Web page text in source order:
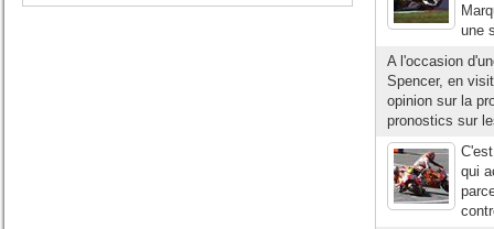
une
A l'occasion
Spencer, en
opinion sur la
pronostics sur
qui